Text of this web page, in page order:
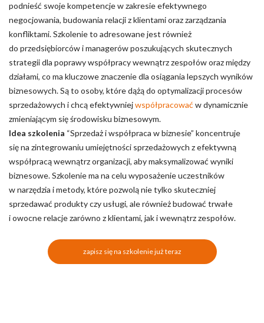
podnieść swoje kompetencje w zakresie efektywnego
negocjowania, budowania relacji z klientami oraz zarządzania
konfliktami. Szkolenie to adresowane jest również
do przedsiębiorców i managerów poszukujących skutecznych
strategii dla poprawy współpracy wewnątrz zespołów oraz między
działami, co ma kluczowe znaczenie dla osiągania lepszych wyników
biznesowych. Są to osoby, które dążą do optymalizacji procesów
sprzedażowych i chcą efektywniejwspółpracować w dynamicznie
zmieniającym się środowisku biznesowym.
Idea szkolenia “Sprzedaż i współpraca w biznesie” koncentruje
się na zintegrowaniu umiejętności sprzedażowych z efektywną
współpracą wewnątrz organizacji, aby maksymalizować wyniki
biznesowe. Szkolenie ma na celu wyposażenie uczestników
w narzędzia i metody, które pozwolą nie tylko skuteczniej
sprzedawać produkty czy usługi, ale również budować trwałe
i owocne relacje zarówno z klientami, jak i wewnątrz zespołów.
zapisz się na szkolenie już teraz